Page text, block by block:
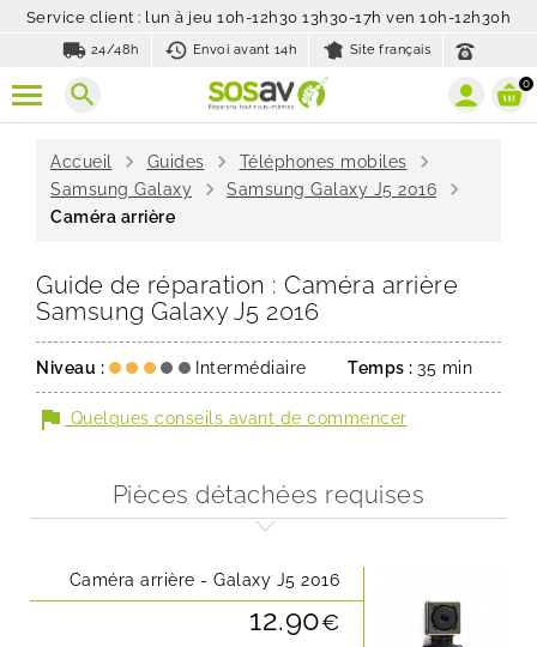
Service client : lun à jeu 10h-12h30 13h30-17h ven 10h-12h30h
local_shipping 24/48h history_toggle_off
Envoi avant 14h Site français
search 0
Accueil chevron_right Guides chevron_right Téléphones mobiles chevron_right
Samsung Galaxy chevron_right Samsung Galaxy J5 2016 chevron_right
Caméra arrière
Guide de réparation : Caméra arrière
Samsung Galaxy J5 2016
Niveau : Intermédiaire Temps : 35 min
flag Quelques conseils avant de commencer
Pièces détachées requises
Caméra arrière - Galaxy J5 2016
12.90€